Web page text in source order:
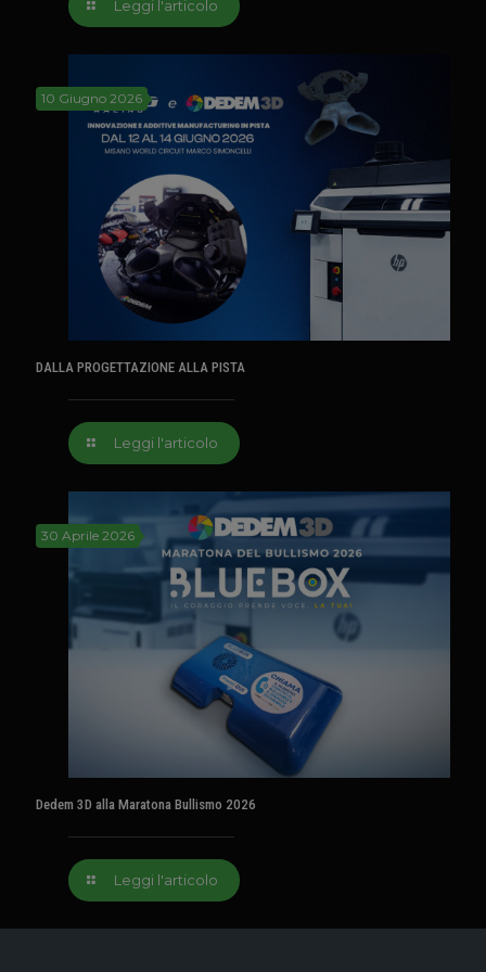
Leggi l'articolo
10 Giugno 2026
DALLA PROGETTAZIONE ALLA PISTA
Leggi l'articolo
30 Aprile 2026
Dedem 3D alla Maratona Bullismo 2026
Leggi l'articolo